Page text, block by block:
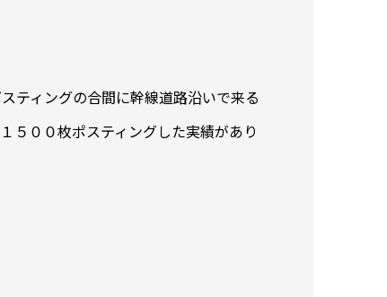
ティングの合間に幹線道路沿いで来る
５００枚ポスティングした実績があり